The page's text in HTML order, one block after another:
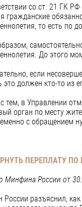
со ст. 21 ГК
гражданские
то есть по
До этого
если
это должен кто-то из
тем, в Управлении
орган по месту
с обращением
ПЕРЕПЛАТУ
Минфина России от
разъяснил,